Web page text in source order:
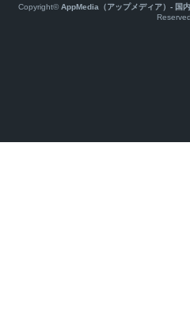
Copyright©AppMedia（アップメディア）- 国
Reserved.